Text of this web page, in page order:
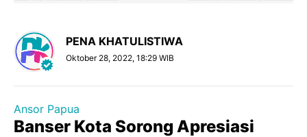
PENA KHATULISTIWA
Oktober 28, 2022, 18:29 WIB
Ansor Papua
Banser Kota Sorong Apresiasi